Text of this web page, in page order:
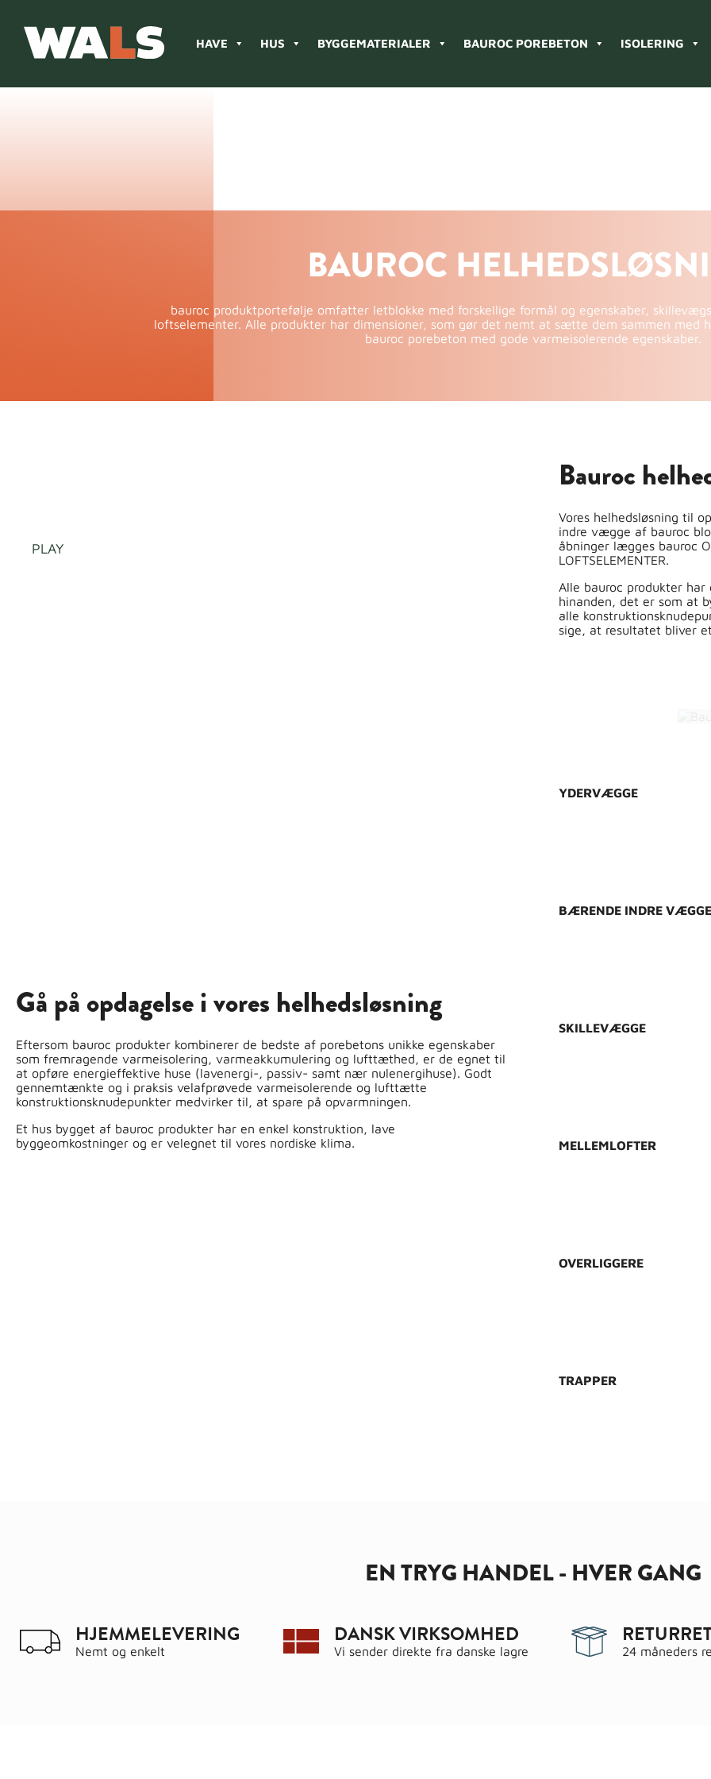
HAVE HUS BYGGEMATERIALER BAUROC POREBETON ISOLERING
BAUROC
bauroc produktportefølje omfatter letblokke med forskellige formål og egenskaber,
loftselementer. Alle produkter har dimensioner, som gør det nemt at sætte dem sammen med
bauroc porebeton med gode varmeisolerende egenskaber.
Bauroc
Vores helhedsløsning til
indre vægge af bauroc
åbninger lægges bauroc
LOFTSELEMENTER.
Alle bauroc produkter
hinanden, det er som at
alle
sige, at resultatet bliver
Gå på opdagelse i vores helhedsløsning
Eftersom bauroc produkter kombinerer de bedste af porebetons unikke egenskaber
som fremragende varmeisolering, varmeakkumulering og lufttæthed, er de egnet til
at opføre energieffektive huse (lavenergi-, passiv- samt nær nulenergihuse). Godt
gennemtænkte og i praksis velafprøvede varmeisolerende og lufttætte
konstruktionsknudepunkter medvirker til, at spare på opvarmningen.
Et hus bygget af bauroc produkter har en enkel konstruktion, lave
byggeomkostninger og er velegnet til vores nordiske klima.
YDERVÆGGE
BÆRENDE INDRE VÆGGE
SKILLEVÆGGE
MELLEMLOFTER
OVERLIGGERE
TRAPPER
EN TRYG HANDEL - HVER GANG
HJEMMELEVERING
Nemt og enkelt
DANSK VIRKSOMHED
Vi sender direkte fra danske lagre 24 måneders